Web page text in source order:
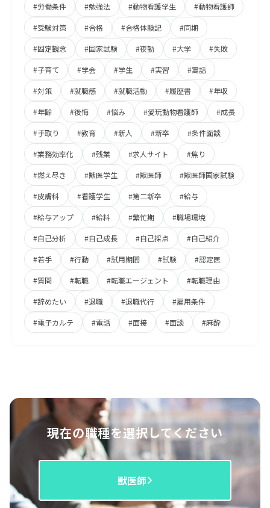
#労働条件 #勉強法 #動物看護学生 #動物看護師
#受験対策 #合格 #合格体験記 #同期
#固定観念 #国家試験 #夜勤 #大学 #失敗
#子育て #学会 #学生 #実習 #寓話
#対策 #就職感 #就職活動 #履歴書 #年収
#年齢 #後悔 #悩み #愛玩動物看護師 #成長
#手取り #教育 #新人 #新卒 #条件面談
#業務効率化 #残業 #求人サイト #焦り
#燃え尽き #獣医学生 #獣医師 #獣医師国家試験
#皮膚科 #看護学生 #第二新卒 #給与
#給与アップ #給料 #繁忙期 #職場環境
#自己分析 #自己成長 #自己採点 #自己紹介
#若手 #行動 #試用期間 #試験 #認定医
#質問 #転職 #転職エージェント #転職理由
#辞めたい #退職 #退職代行 #雇用条件
#電子カルテ #電話 #面接 #面談 #麻酔
現在の職種を選択してください
獣医師